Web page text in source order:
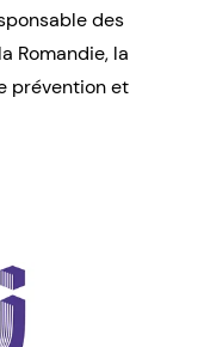
des
Romandie, la
prévention et